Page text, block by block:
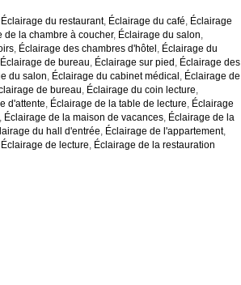
Éclairage du restaurant, Éclairage du café, Éclairage
de la chambre à coucher, Éclairage du salon,
, Éclairage des chambres d'hôtel , Éclairage du
Éclairage de bureau, Éclairage sur pied , Éclairage des
du salon, Éclairage du cabinet médical , Éclairage de
de bureau, Éclairage du coin lecture,
d'attente, Éclairage de la table de lecture, Éclairage
, Éclairage de la maison de vacances, Éclairage de la
du hall d'entrée, Éclairage de l'appartement,
Éclairage de lecture, Éclairage de la restauration